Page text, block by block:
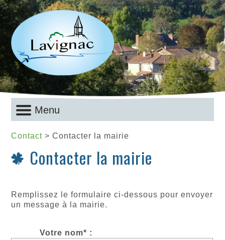
Menu
Contact > Contacter la mairie
Contacter la mairie
Remplissez le formulaire ci-dessous pour envoyer
un message à la mairie.
Votre nom* :